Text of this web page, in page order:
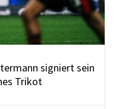
signiert sein
Trikot